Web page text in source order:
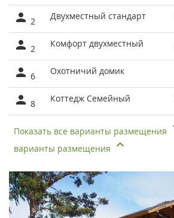
2 Двухместный стандарт
2 Комфорт двухместный
6 Охотничий домик
8 Коттедж Семейный
Показать все варианты размещения
варианты размещения